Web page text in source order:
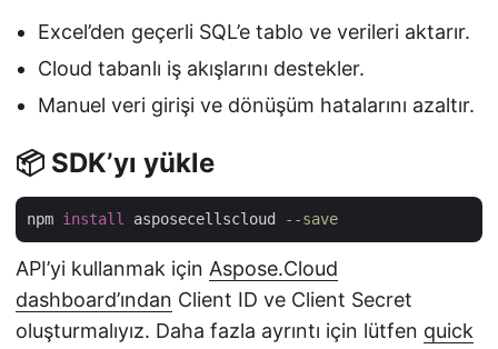
Excel’den geçerli SQL’e tablo ve verileri aktarır.
Cloud tabanlı iş akışlarını destekler.
Manuel veri girişi ve dönüşüm hatalarını azaltır.
📦 SDK’yı yükle
npm install asposecellscloud --save
API’yi kullanmak için Aspose.Cloud
dashboard’ından Client ID ve Client Secret
oluşturmalıyız. Daha fazla ayrıntı için lütfen quick